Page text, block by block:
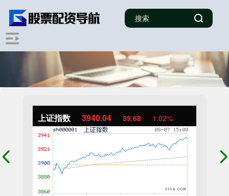
上证指数 3940.04 39.68 1.02%